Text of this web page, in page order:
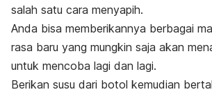
salah satu cara menyapih.
Anda bisa memberikannya berbagai
rasa baru yang mungkin saja akan
untuk mencoba lagi dan lagi.
Berikan susu dari botol kemudian